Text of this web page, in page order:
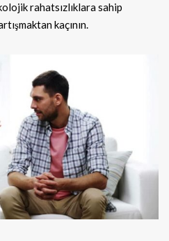
rahatsızlıklara sahip
kaçının.